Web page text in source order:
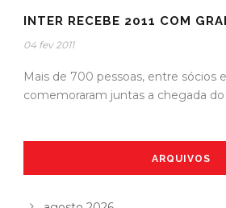
INTER RECEBE 2011 COM
04 fev 2011
Mais de 700 pessoas, entre sócios
comemoraram juntas a chegada
ARQUIVOS